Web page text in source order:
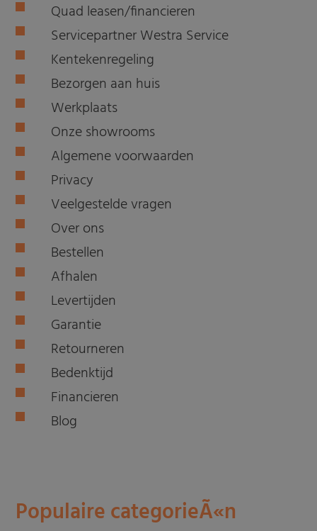
Quad leasen/financieren
Servicepartner Westra Service
Kentekenregeling
Bezorgen aan huis
Werkplaats
Onze showrooms
Algemene voorwaarden
Privacy
Veelgestelde vragen
Over ons
Bestellen
Afhalen
Levertijden
Garantie
Retourneren
Bedenktijd
Financieren
Blog
Populaire categorieÃ«n